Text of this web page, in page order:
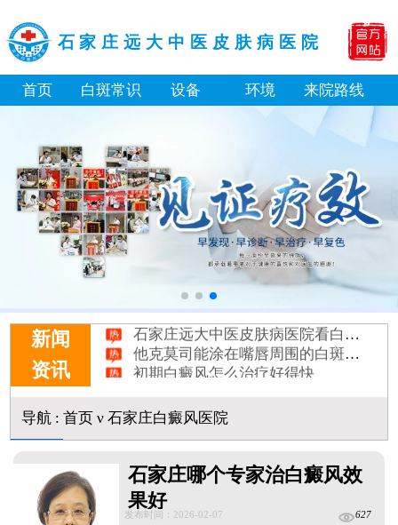
石家庄远大中医皮肤病医院
首页 白斑常识 设备 环境 来院路线
新闻
资讯
白癜风长期用激素药膏会有副作用吗
伍德灯结果显示亮白色荧光代表什么意思
脸上长了小白点是什么情况
白癜风用芦可替尼乳膏多久能恢复正常色
身体黑色素缺失是什么原因造成的
初期白癜风和白色糠疹怎么肉眼区分
石家庄远大中医皮肤病医院看白斑好吗
他克莫司能涂在嘴唇周围的白斑上吗
初期白癜风怎么治疗好得快
白癜风早期是什么症状图片
导航: 首页ν 石家庄白癜风医院
石家庄哪个专家治白癜风效
果好
发布时间：2026-02-07 627